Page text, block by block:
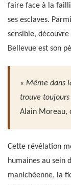
faire face à la
ses esclaves.
sensible,
Bellevue est son
« Même dans
trouve toujours
Alain Moreau,
Cette révélation
humaines au sein
manichéenne, la